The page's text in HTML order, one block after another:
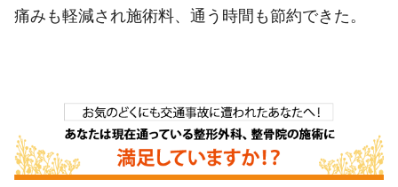
痛みも軽減され施術料、通う時間も節約できた。